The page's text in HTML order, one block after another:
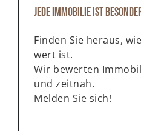
Jede Immobilie ist
Finden Sie heraus,
wert ist.
Wir bewerten
und zeitnah.
Melden Sie sich!